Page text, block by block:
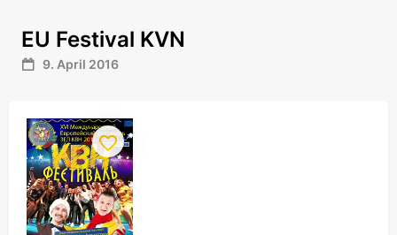
EU Festival KVN
9. April 2016